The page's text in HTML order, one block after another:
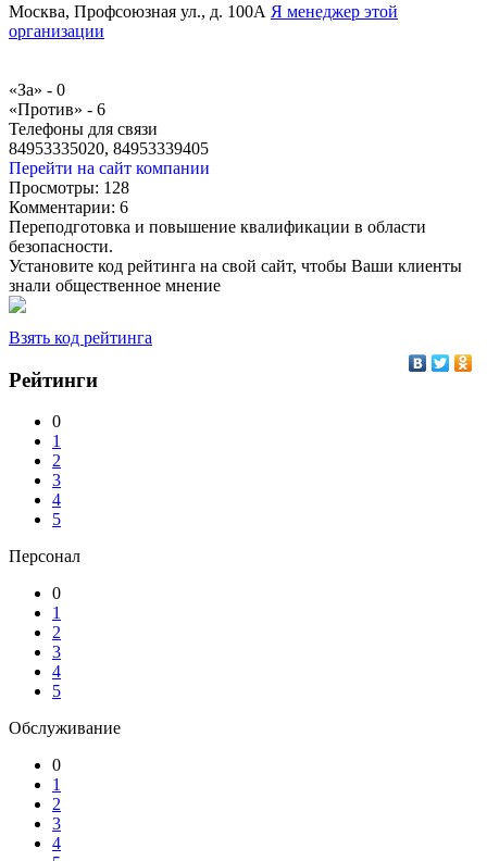
Москва, Профсоюзная ул., д. 100А Я менеджер этой
организации
«За» - 0
«Против» - 6
Телефоны для связи
84953335020, 84953339405
Перейти на сайт компании
Просмотры: 128
Комментарии: 6
Переподготовка и повышение квалификации в области
безопасности.
Установите код рейтинга на свой сайт, чтобы Ваши клиенты
знали общественное мнение
Взять код рейтинга
Рейтинги
0
1
2
3
4
5
Персонал
0
1
2
3
4
5
Обслуживание
0
1
2
3
4